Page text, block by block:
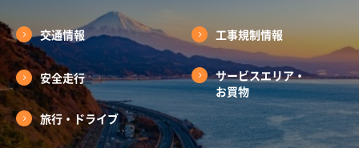
交通情報 工事規制情報
安全走行
サービスエリア・
お買物
旅行・ドライブ